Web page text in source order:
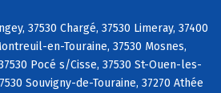
37530 Chargé, 37530 Limeray, 37400
en-Touraine, 37530 Mosnes,
Pocé s/Cisse, 37530 St-Ouen-les-
Souvigny-de-Touraine, 37270 Athée